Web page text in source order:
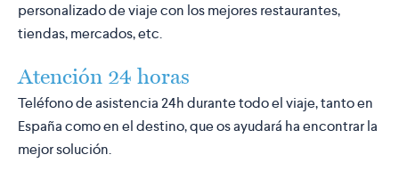
personalizado de viaje con los mejores restaurantes,
tiendas, mercados, etc.
Atención 24 horas
Teléfono de asistencia 24h durante todo el viaje, tanto en
España como en el destino, que os ayudará ha encontrar la
mejor solución.